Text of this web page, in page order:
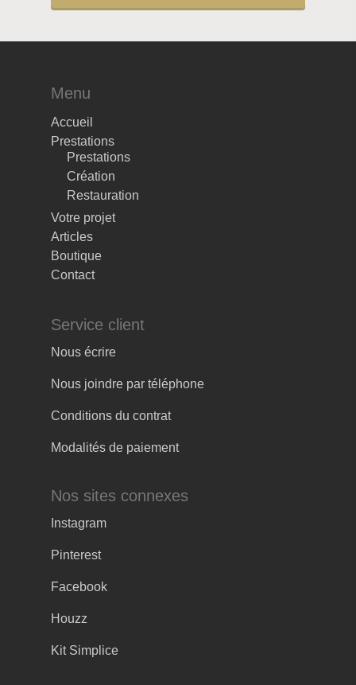
Menu
Accueil
Prestations
Prestations
Création
Restauration
Votre projet
Articles
Boutique
Contact
Service client
Nous écrire
Nous joindre par téléphone
Conditions du contrat
Modalités de paiement
Nos sites connexes
Instagram
Pinterest
Facebook
Houzz
Kit Simplice